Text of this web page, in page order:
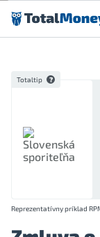
Preskočiť na obsah
Totaltip
Reprezentatívny príklad